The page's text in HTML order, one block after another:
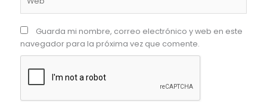
Guarda mi nombre, correo electrónico y web en este
navegador para la próxima vez que comente.